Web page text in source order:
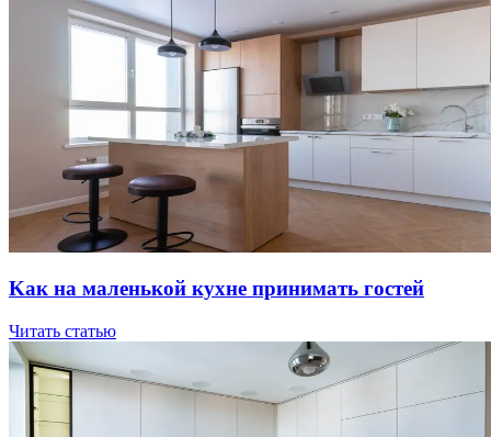
Kaк нa мaлeнькoй куxнe пpинимaть гocтeй
Читать статью